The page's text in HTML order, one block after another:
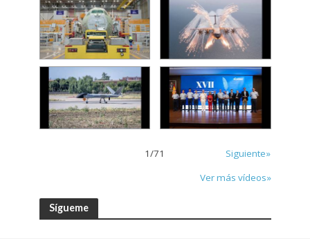
1/71
Siguiente»
Ver más vídeos»
Sígueme